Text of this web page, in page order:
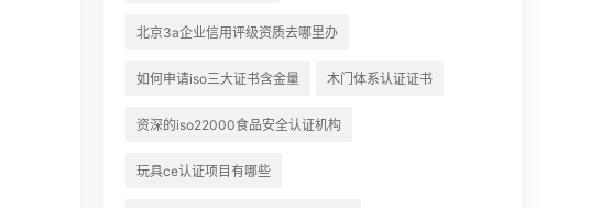
北京3a企业信用评级资质去哪里办
如何申请iso三大证书含金量 木门体系认证证书
资深的iso22000食品安全认证机构
玩具ce认证项目有哪些